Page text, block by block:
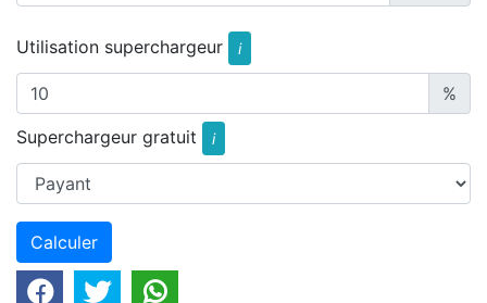
Utilisation superchargeur i
%
Superchargeur gratuit
i